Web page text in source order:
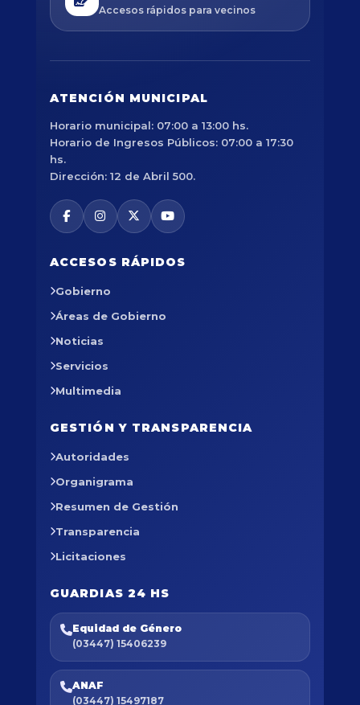
Accesos rápidos para vecinos
ATENCIÓN MUNICIPAL
Horario municipal: 07:00 a 13:00 hs.
Horario de Ingresos Públicos: 07:00 a 17:30
hs.
Dirección: 12 de Abril 500.
ACCESOS RÁPIDOS
Gobierno
Áreas de Gobierno
Noticias
Servicios
Multimedia
GESTIÓN Y TRANSPARENCIA
Autoridades
Organigrama
Resumen de Gestión
Transparencia
Licitaciones
GUARDIAS 24 HS
Equidad de Género
(03447) 15406239
ANAF
(03447) 15497187